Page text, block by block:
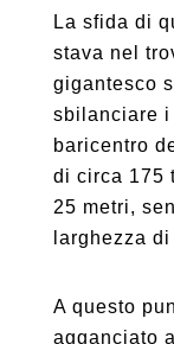
La sfida di
stava nel
gigantesco
sbilanciare i
baricentro
di circa 175
25 metri,
larghezza
A questo
agganciato